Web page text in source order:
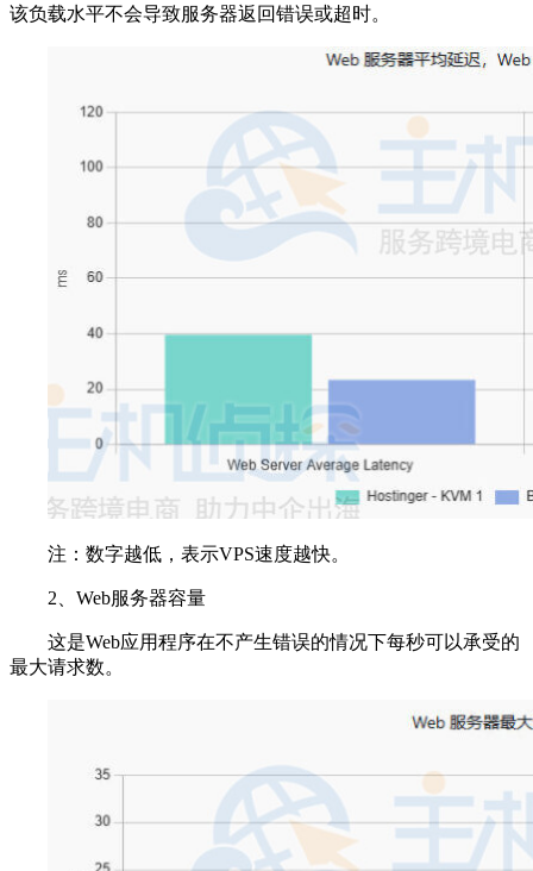
该负载水平不会导致服务器返回错误或超时。
注：数字越低，表示VPS速度越快。
2、Web服务器容量
这是Web应用程序在不产生错误的情况下每秒可以承受的
最大请求数。